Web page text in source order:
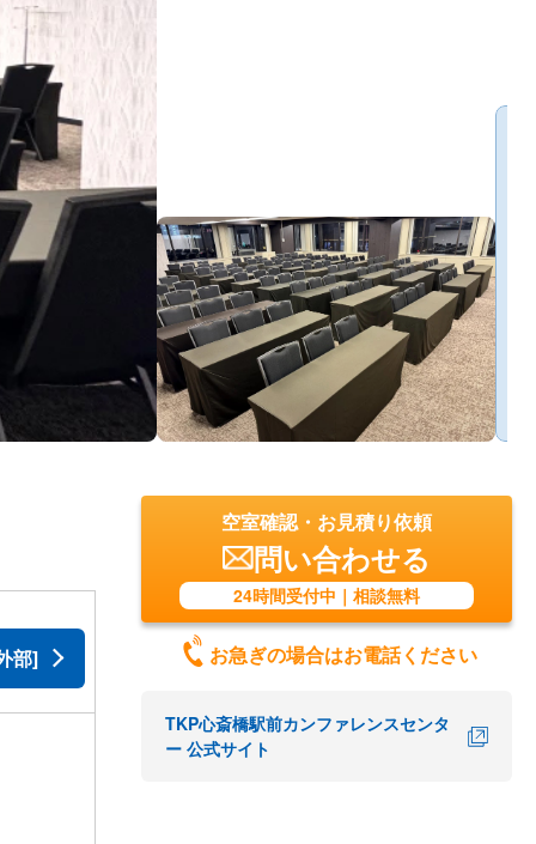
部]
空室確認・お見積り依頼
問い合わせる
24時間受付中｜相談無料
お急ぎの場合はお電話ください
TKP心斎橋駅前カンファレンスセンタ
ー 公式サイト